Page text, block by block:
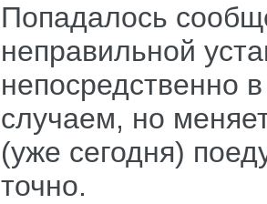
Попадалось
неправильной
непосредственно
случаем, но
(уже сегодня)
точно.